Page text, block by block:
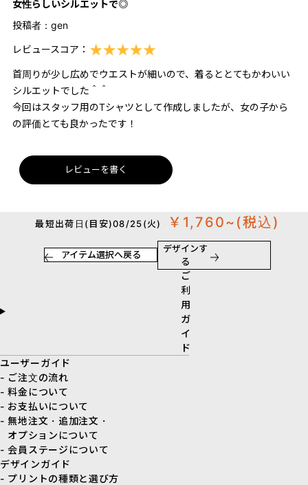
女性らしいシルエットで◎
投稿者： gen
レビュースコア：
首周りが少し広めでウエストが細いので、着るととてもかわいい
シルエットでした＾＾
今回はスタッフ用のTシャツとして作成しましたが、女の子から
の評価とても良かったです！
レビューを書く
最短出荷日(目安)08/25(火) ￥1,760~ (税込)
アイテム選択へ戻る
デザインす
る
ご
利
用
ガ
イ
ド
ユーザーガイド
- ご注文の流れ
- 料金について
- お支払いについて
- 無地注文・追加注文・
オプションについて
- 会員ステージについて
デザインガイド
- プリントの種類と選び方